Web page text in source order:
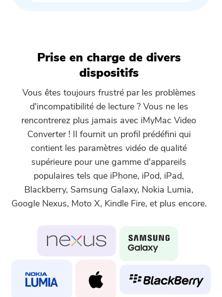
Prise en charge de divers
dispositifs
Vous êtes toujours frustré par les problèmes
d'incompatibilité de lecture ? Vous ne les
rencontrerez plus jamais avec iMyMac Video
Converter ! Il fournit un profil prédéfini qui
contient les paramètres vidéo de qualité
supérieure pour une gamme d'appareils
populaires tels que iPhone, iPod, iPad,
Blackberry, Samsung Galaxy, Nokia Lumia,
Google Nexus, Moto X, Kindle Fire, et plus encore.